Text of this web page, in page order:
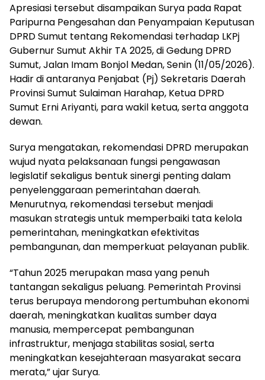
Apresiasi tersebut disampaikan Surya pada Rapat
Paripurna Pengesahan dan Penyampaian Keputusan
DPRD Sumut tentang Rekomendasi terhadap LKPj
Gubernur Sumut Akhir TA 2025, di Gedung DPRD
Sumut, Jalan Imam Bonjol Medan, Senin (11/05/2026).
Hadir di antaranya Penjabat (Pj) Sekretaris Daerah
Provinsi Sumut Sulaiman Harahap, Ketua DPRD
Sumut Erni Ariyanti, para wakil ketua, serta anggota
dewan.
Surya mengatakan, rekomendasi DPRD merupakan
wujud nyata pelaksanaan fungsi pengawasan
legislatif sekaligus bentuk sinergi penting dalam
penyelenggaraan pemerintahan daerah.
Menurutnya, rekomendasi tersebut menjadi
masukan strategis untuk memperbaiki tata kelola
pemerintahan, meningkatkan efektivitas
pembangunan, dan memperkuat pelayanan publik.
“Tahun 2025 merupakan masa yang penuh
tantangan sekaligus peluang. Pemerintah Provinsi
terus berupaya mendorong pertumbuhan ekonomi
daerah, meningkatkan kualitas sumber daya
manusia, mempercepat pembangunan
infrastruktur, menjaga stabilitas sosial, serta
meningkatkan kesejahteraan masyarakat secara
merata,” ujar Surya.